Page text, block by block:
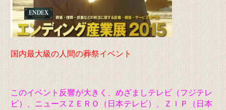
国内最大級の人間の葬祭イベント
このイベント反響が大きく、めざましテレビ（フジテレ
ビ）、ニュースＺＥＲＯ（日本テレビ）、ＺＩＰ（日本